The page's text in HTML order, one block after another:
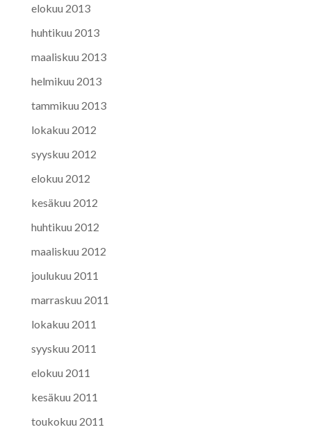
elokuu 2013
huhtikuu 2013
maaliskuu 2013
helmikuu 2013
tammikuu 2013
lokakuu 2012
syyskuu 2012
elokuu 2012
kesäkuu 2012
huhtikuu 2012
maaliskuu 2012
joulukuu 2011
marraskuu 2011
lokakuu 2011
syyskuu 2011
elokuu 2011
kesäkuu 2011
toukokuu 2011